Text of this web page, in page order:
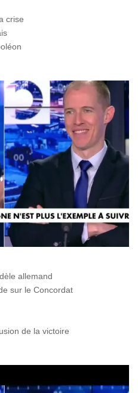
crise
allemand
sur le Concordat
de la victoire